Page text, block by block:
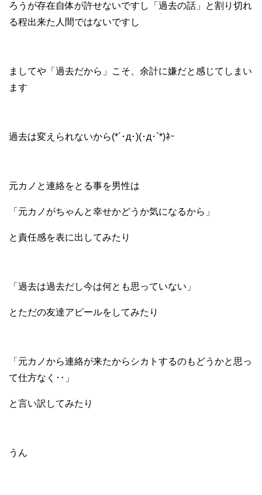
ろうが存在自体が許せないですし「過去の話」と割り切れ
る程出来た人間ではないですし
ましてや「過去だから」こそ、余計に嫌だと感じてしまい
ます
過去は変えられないから(*´･д･)(･д･`*)ﾈｰ
元カノと連絡をとる事を男性は
「元カノがちゃんと幸せかどうか気になるから」
と責任感を表に出してみたり
「過去は過去だし今は何とも思っていない」
とただの友達アピールをしてみたり
「元カノから連絡が来たからシカトするのもどうかと思っ
て仕方なく‥」
と言い訳してみたり
うん